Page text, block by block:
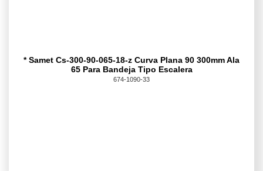
* Samet Cs-300-90-065-18-z Curva Plana 90 300mm Ala
65 Para Bandeja Tipo Escalera
674-1090-33